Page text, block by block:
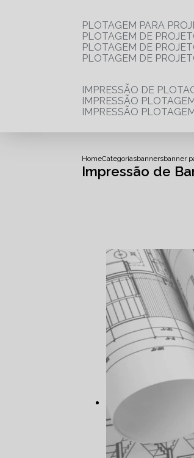
PLOTAGEM PARA
PLOTAGEM DE
PLOTAGEM DE
PLOTAGEM DE
IMPRESSÃO DE
IMPRESSÃO
IMPRESSÃO
HomeCategoriasbannersbanner
Impressão de